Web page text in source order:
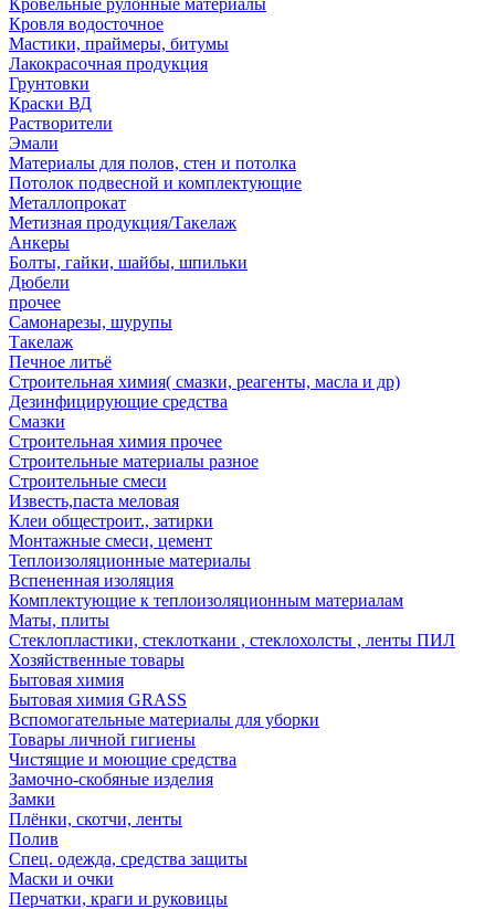
Кровельные рулонные материалы
Кровля водосточное
Мастики, праймеры, битумы
Лакокрасочная продукция
Грунтовки
Краски ВД
Растворители
Эмали
Материалы для полов, стен и потолка
Потолок подвесной и комплектующие
Металлопрокат
Метизная продукция/Такелаж
Анкеры
Болты, гайки, шайбы, шпильки
Дюбели
прочее
Самонарезы, шурупы
Такелаж
Печное литьё
Строительная химия( смазки, реагенты, масла и др)
Дезинфицирующие средства
Смазки
Строительная химия прочее
Строительные материалы разное
Строительные смеси
Известь,паста меловая
Клеи общестроит., затирки
Монтажные смеси, цемент
Теплоизоляционные материалы
Вспененная изоляция
Комплектующие к теплоизоляционным материалам
Маты, плиты
Стеклопластики, стеклоткани , стеклохолсты , ленты ПИЛ
Хозяйственные товары
Бытовая химия
Бытовая химия GRASS
Вспомогательные материалы для уборки
Товары личной гигиены
Чистящие и моющие средства
Замочно-скобяные изделия
Замки
Плёнки, скотчи, ленты
Полив
Спец. одежда, средства защиты
Маски и очки
Перчатки, краги и руковицы